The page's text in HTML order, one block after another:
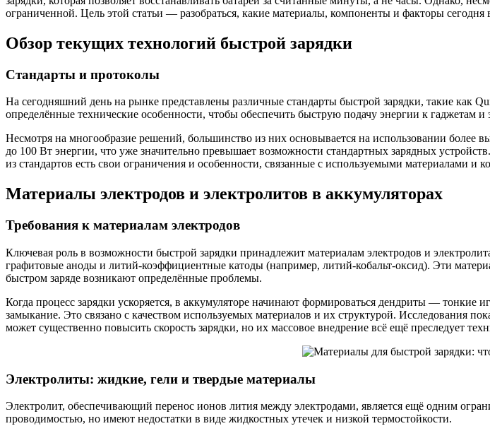
ограниченной. Цель этой статьи — разобраться, какие материалы, компоненты и факторы
Обзор текущих технологий быстрой зарядки
Стандарты и протоколы
На сегодняшний день на рынке представлены различные стандарты быстрой зарядки, такие как
определённые технические особенности, чтобы обеспечить быструю подачу энергии к гаджетам и
Несмотря на многообразие решений, большинство из них основывается на использовании более
до 100 Вт энергии, что уже значительно превышает возможности стандартных зарядных
из стандартов есть свои ограничения и особенности, связанные с используемыми материалами и
Материалы электродов и электролитов в аккумуляторах
Требования к материалам электродов
Ключевая роль в возможности быстрой зарядки принадлежит материалам электродов и
графитовые аноды и литий-коэффициентные катоды (например, литий-кобальт-оксид). Эти
быстром заряде возникают определённые проблемы.
Когда процесс зарядки ускоряется, в аккумуляторе начинают формироваться дендриты — тонкие
замыкание. Это связано с качеством используемых материалов и их структурой. Исследования
может существенно повысить скорость зарядки, но их массовое внедрение всё ещё преследует
Электролиты: жидкие, гели и твердые материалы
Электролит, обеспечивающий перенос ионов лития между электродами, является ещё одним
проводимостью, но имеют недостатки в виде жидкостных утечек и низкой термостойкости.